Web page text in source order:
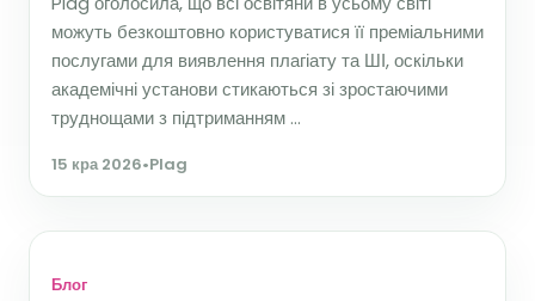
можуть безкоштовно користуватися її преміальними
послугами для виявлення плагіату та ШІ, оскільки
академічні установи стикаються зі зростаючими
труднощами з підтриманням ...
15 кра 2026•Plag
Блог